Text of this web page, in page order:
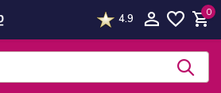
4.9
0